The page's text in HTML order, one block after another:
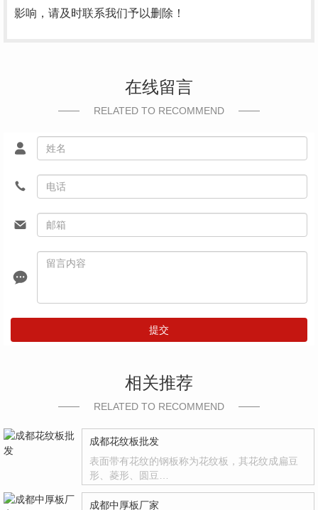
影响，请及时联系我们予以删除！
在线留言
RELATED TO RECOMMEND
提交
相关推荐
RELATED TO RECOMMEND
成都花纹板批发
表面带有花纹的钢板称为花纹板，其花纹成扁豆
形、菱形、圆豆…
成都中厚板厂家